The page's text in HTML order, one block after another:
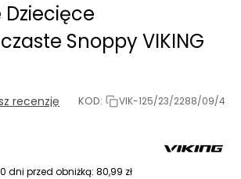
Dziecięce
Snoppy VIKING
recenzję KOD: VIK-125/23/2288/09/4
dni przed obniżką: 80,99 zł